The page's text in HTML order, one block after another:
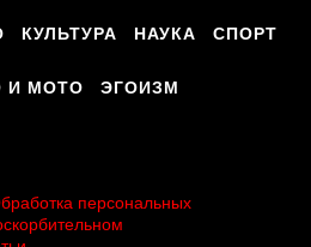
КУЛЬТУРА НАУКА СПОРТ
И МОТО ЭГОИЗМ
персональных